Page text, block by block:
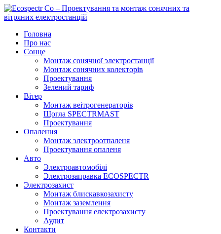
Головна
Про нас
Сонце
Монтаж сонячної электростанції
Монтаж сонячних колекторів
Проектування
Зелений тариф
Вітер
Монтаж веітрогенераторів
Щогла SPECTRMAST
Проектування
Опалення
Монтаж электроотпаленя
Проектування опаленя
Авто
Электроавтомобілі
Электрозаправка ECOSPECTR
Электрозахист
Монтаж блискавкозахисту
Монтаж заземлення
Проектування електрозахисту
Аудит
Контакти